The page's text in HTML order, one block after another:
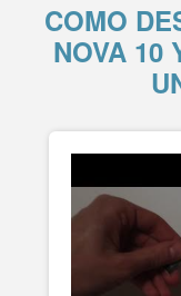
COMO
NOVA 10